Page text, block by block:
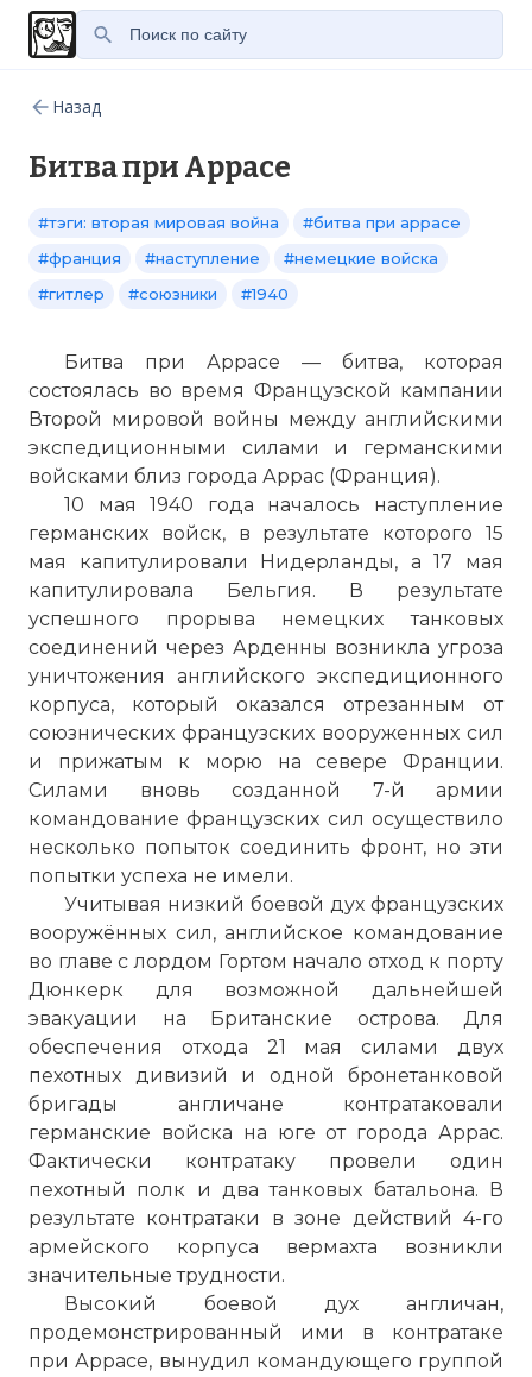
Назад
Битва при Аррасе
#тэги: вторая мировая война
#битва при аррасе
#франция
#наступление
#немецкие войска
#гитлер
#союзники #1940
Битва при Аррасе — битва, которая
состоялась во время Французской кампании
Второй мировой войны между английскими
экспедиционными силами и германскими
войсками близ города Аррас (Франция).
10 мая 1940 года началось наступление
германских войск, в результате которого 15
мая капитулировали Нидерланды, а 17 мая
капитулировала Бельгия. В результате
успешного прорыва немецких танковых
соединений через Арденны возникла угроза
уничтожения английского экспедиционного
корпуса, который оказался отрезанным от
союзнических французских вооруженных сил
и прижатым к морю на севере Франции.
Силами вновь созданной 7-й армии
командование французских сил осуществило
несколько попыток соединить фронт, но эти
попытки успеха не имели.
Учитывая низкий боевой дух французских
вооружённых сил, английское командование
во главе с лордом Гортом начало отход к порту
Дюнкерк для возможной дальнейшей
эвакуации на Британские острова. Для
обеспечения отхода 21 мая силами двух
пехотных дивизий и одной бронетанковой
бригады англичане контратаковали
германские войска на юге от города Аррас.
Фактически контратаку провели один
пехотный полк и два танковых батальона. В
результате контратаки в зоне действий 4-го
армейского корпуса вермахта возникли
значительные трудности.
Высокий боевой дух англичан,
продемонстрированный ими в контратаке
при Аррасе, вынудил командующего группой